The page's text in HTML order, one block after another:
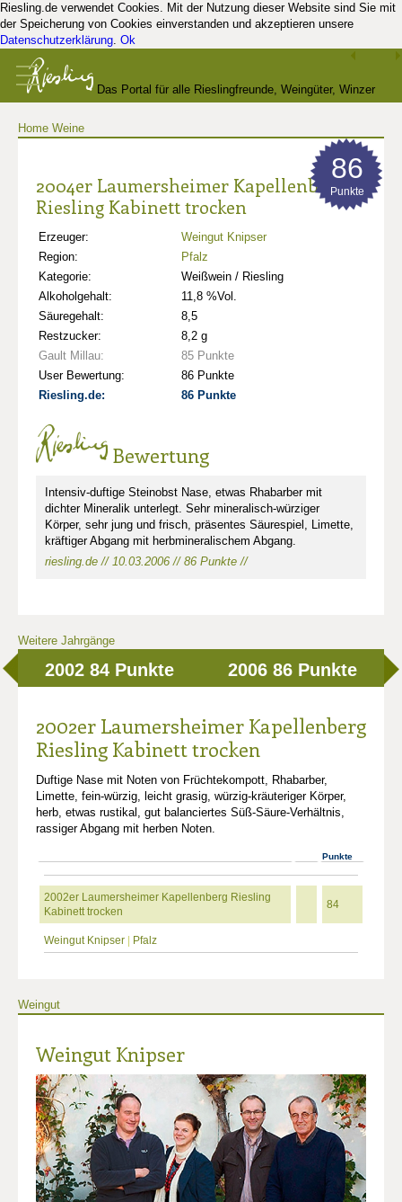
Riesling.de verwendet Cookies. Mit der Nutzung dieser Website sind Sie mit
der Speicherung von Cookies einverstanden und akzeptieren unsere
Datenschutzerklärung. Ok
Das Portal für alle Rieslingfreunde, Weingüter, Winzer
Home Weine
2004er Laumersheimer Kapellenberg
Riesling Kabinett trocken
Erzeuger:
Weingut Knipser
Region:
Pfalz
Kategorie:
Weißwein / Riesling
Alkoholgehalt:
11,8 %Vol.
Säuregehalt:
8,5
Restzucker:
8,2 g
Gault Millau:
85 Punkte
User Bewertung:
86 Punkte
Riesling.de:
86 Punkte
86
Punkte
Bewertung
Intensiv-duftige Steinobst Nase, etwas Rhabarber mit
dichter Mineralik unterlegt. Sehr mineralisch-würziger
Körper, sehr jung und frisch, präsentes Säurespiel, Limette,
kräftiger Abgang mit herbmineralischem Abgang.
riesling.de // 10.03.2006 // 86 Punkte //
Weitere Jahrgänge
2002 84 Punkte 2006 86 Punkte
2002er Laumersheimer Kapellenberg
Riesling Kabinett trocken
Duftige Nase mit Noten von Früchtekompott, Rhabarber,
Limette, fein-würzig, leicht grasig, würzig-kräuteriger Körper,
herb, etwas rustikal, gut balanciertes Süß-Säure-Verhältnis,
rassiger Abgang mit herben Noten.
Punkte
2002er Laumersheimer Kapellenberg Riesling
Kabinett trocken
84
Weingut Knipser Pfalz
Weingut
Weingut Knipser